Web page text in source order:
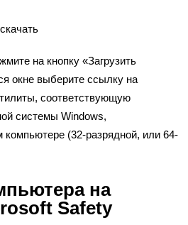
на кнопку «Загрузить
окне выберите ссылку на
соответствующую
системы Windows,
(32-разрядной, или 64-
на
Safety